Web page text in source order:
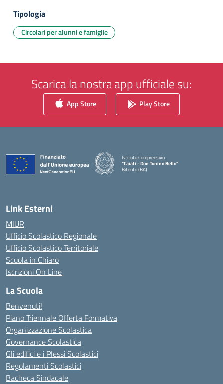
Tipologia
Circolari per alunni e famiglie
Scarica la nostra app ufficiale su:
App Store Play Store
Istituto Comprensivo
"Caiati - Don Tonino Bello"
Bitonto (BA)
Link Esterni
MIUR
Ufficio Scolastico Regionale
Ufficio Scolastico Territoriale
Scuola in Chiaro
Iscrizioni On Line
La Scuola
Benvenuti!
Piano Triennale Offerta Formativa
Organizzazione Scolastica
Governance Scolastica
Gli edifici e i Plessi Scolastici
Regolamenti Scolastici
Bacheca Sindacale